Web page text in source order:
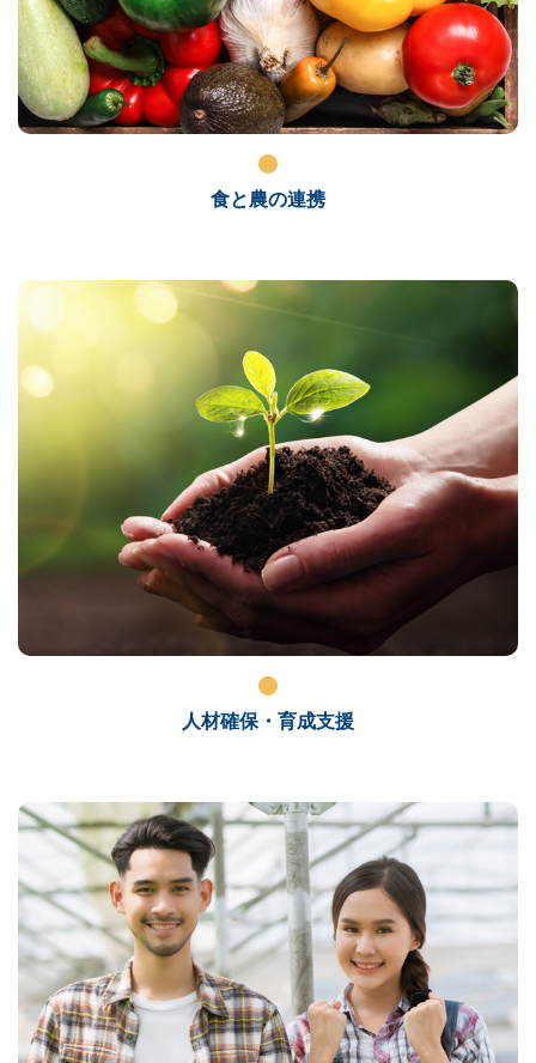
食と農の連携
人材確保・育成支援